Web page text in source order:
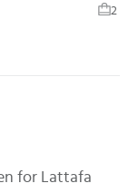
2
for Lattafa